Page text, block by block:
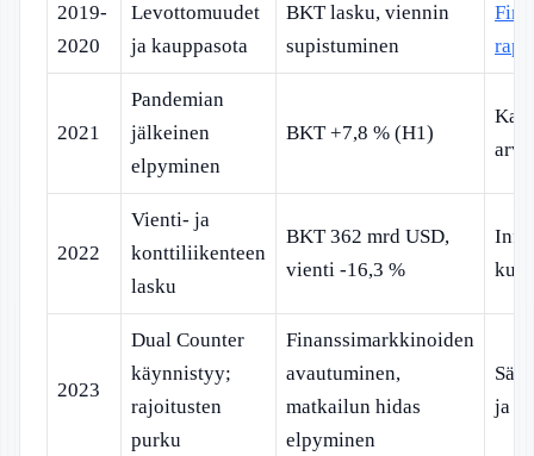
2019-
2020
Levottomuudet
ja kauppasota
BKT lasku, viennin
supistuminen
2021
Pandemian
jälkeinen
elpyminen
BKT +7,8 % (H1)
2022
Vienti- ja
konttiliikenteen
lasku
BKT 362 mrd USD,
vienti -16,3 %
2023
Dual Counter
käynnistyy;
rajoitusten
purku
Finanssimarkkinoiden
avautuminen,
matkailun hidas
elpyminen
ja